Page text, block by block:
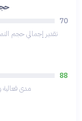
70
تقدير إجمالي حجم
88
مدى فعالية